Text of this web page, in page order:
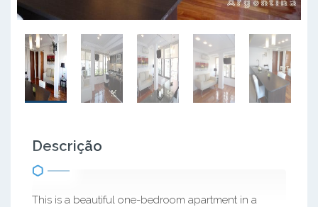
Descrição
This is a beautiful one-bedroom apartment in a